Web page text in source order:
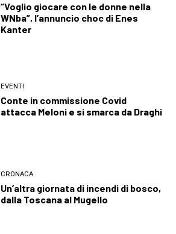
“Voglio giocare con le donne nella
WNba”, l’annuncio choc di Enes
Kanter
EVENTI
Conte in commissione Covid
attacca Meloni e si smarca da Draghi
CRONACA
Un’altra giornata di incendi di bosco,
dalla Toscana al Mugello